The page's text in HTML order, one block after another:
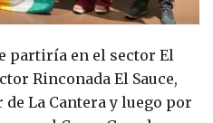
partiría en el sector El
Rinconada El Sauce,
La Cantera y luego por